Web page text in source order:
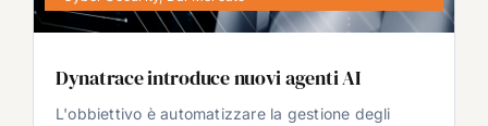
Dynatrace introduce nuovi agenti AI
L'obbiettivo è automatizzare la gestione degli